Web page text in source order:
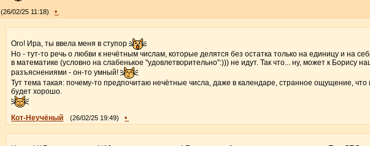
(26/02/25 11:18) •
Ого! Ира, ты ввела меня в ступор
Но - тут-то речь о любви к нечётным числам, которые делятся без остатка только на единицу и на
в математике (условно на слабенькое "удовлетворительно":))) не идут. Так что... ну, может к Борису
разъяснениями - он-то умный!
Тут тема такая: почему-то предпочитаю нечётные числа, даже в календаре, странное ощущение, что
будет хорошо.
Кот-Неучёный (26/02/25 19:49) •